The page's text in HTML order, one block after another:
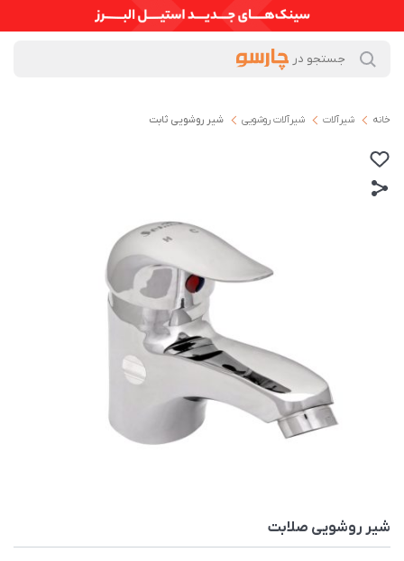
خانه شیرآلات شیرآلات روشویی شیر روشویی ثابت
شیر روشویی صلابت